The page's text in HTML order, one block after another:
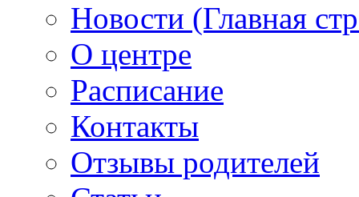
Новости (Главная
О центре
Расписание
Контакты
Отзывы родителей